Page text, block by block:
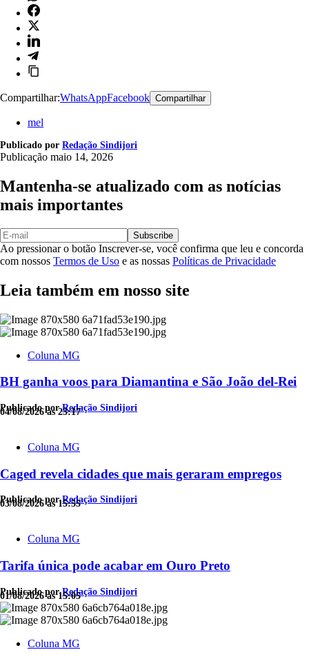
Compartilhar:WhatsAppFacebook Compartilhar
mel
Publicado por Redação Sindijori
Publicação maio 14, 2026
Mantenha-se atualizado com as notícias
mais importantes
Subscribe
Ao pressionar o botão Inscrever-se, você confirma que leu e concorda
com nossos Termos de Uso e as nossas Políticas de Privacidade
Leia também em nosso site
Coluna MG
BH ganha voos para Diamantina e São João del-Rei
Publicado porRedação Sindijori
04/08/2026 às 23:17
Coluna MG
Caged revela cidades que mais geraram empregos
Publicado porRedação Sindijori
03/08/2026 às 15:55
Coluna MG
Tarifa única pode acabar em Ouro Preto
Publicado porRedação Sindijori
01/08/2026 às 15:05
Coluna MG